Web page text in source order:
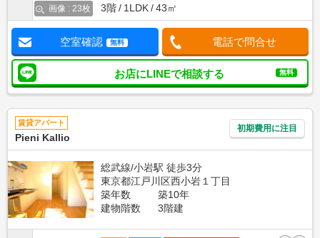
画像 : 23枚
3階
1LDK 43㎡
空室確認 無料 電話で問合せ
お店にLINEで相談する 無料
賃貸アパート
Pieni Kallio
初期費用に注目
総武線/小岩駅 徒歩3分
東京都江戸川区西小岩１丁目
築年数
築10年
建物階数
3階建